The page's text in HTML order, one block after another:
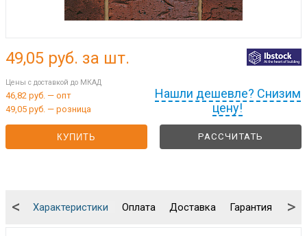
Нашли дешевле? Снизим
цену!
49,05 руб. за шт.
Цены с доставкой до МКАД
46,82 руб. — опт
49,05 руб. — розница
КУПИТЬ РАССЧИТАТЬ
Характеристики Оплата Доставка Гарантия
< >